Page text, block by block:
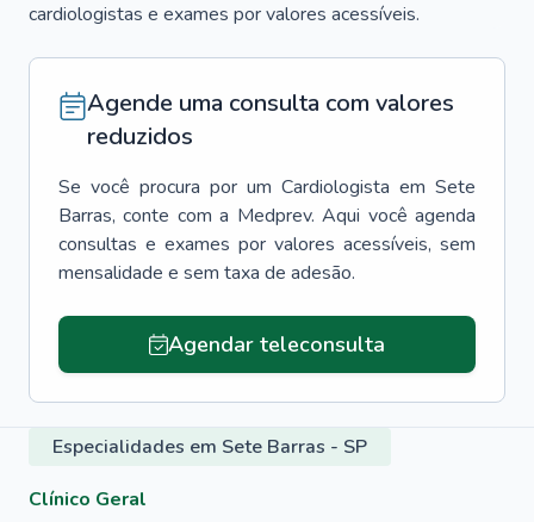
cardiologistas e exames por valores acessíveis.
Agende uma consulta com valores
reduzidos
Se você procura por um Cardiologista em Sete
Barras, conte com a Medprev. Aqui você agenda
consultas e exames por valores acessíveis, sem
mensalidade e sem taxa de adesão.
Agendar teleconsulta
Especialidades em Sete Barras - SP
Clínico Geral